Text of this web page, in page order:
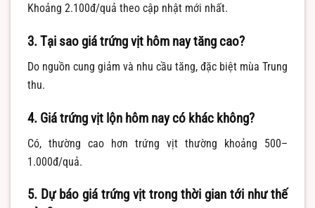
Khoảng 2.100đ/quả theo cập nhật mới nhất.
3. Tại sao giá trứng vịt hôm nay tăng cao?
Do nguồn cung giảm và nhu cầu tăng, đặc biệt mùa Trung
thu.
4. Giá trứng vịt lộn hôm nay có khác không?
Có, thường cao hơn trứng vịt thường khoảng 500–
1.000đ/quả.
5. Dự báo giá trứng vịt trong thời gian tới như thế